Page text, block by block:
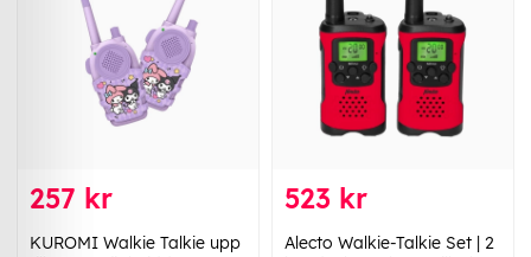
257 kr
KUROMI Walkie Talkie upp
523 kr
Alecto Walkie-Talkie Set | 2